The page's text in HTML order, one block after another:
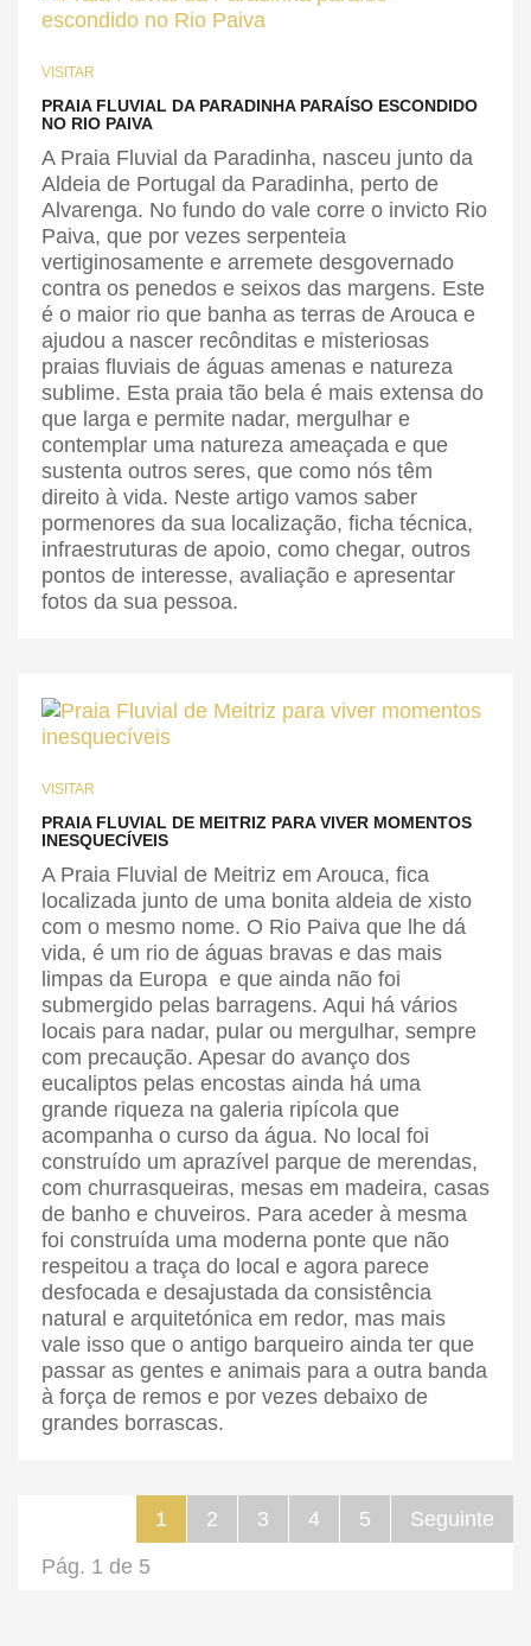
VISITAR
PRAIA FLUVIAL DA PARADINHA PARAÍSO ESCONDIDO
NO RIO PAIVA
A Praia Fluvial da Paradinha, nasceu junto da
Aldeia de Portugal da Paradinha, perto de
Alvarenga. No fundo do vale corre o invicto Rio
Paiva, que por vezes serpenteia
vertiginosamente e arremete desgovernado
contra os penedos e seixos das margens. Este
é o maior rio que banha as terras de Arouca e
ajudou a nascer recônditas e misteriosas
praias fluviais de águas amenas e natureza
sublime. Esta praia tão bela é mais extensa do
que larga e permite nadar, mergulhar e
contemplar uma natureza ameaçada e que
sustenta outros seres, que como nós têm
direito à vida. Neste artigo vamos saber
pormenores da sua localização, ficha técnica,
infraestruturas de apoio, como chegar, outros
pontos de interesse, avaliação e apresentar
fotos da sua pessoa.
VISITAR
PRAIA FLUVIAL DE MEITRIZ PARA VIVER MOMENTOS
INESQUECÍVEIS
A Praia Fluvial de Meitriz em Arouca, fica
localizada junto de uma bonita aldeia de xisto
com o mesmo nome. O Rio Paiva que lhe dá
vida, é um rio de águas bravas e das mais
limpas da Europa e que ainda não foi
submergido pelas barragens. Aqui há vários
locais para nadar, pular ou mergulhar, sempre
com precaução. Apesar do avanço dos
eucaliptos pelas encostas ainda há uma
grande riqueza na galeria ripícola que
acompanha o curso da água. No local foi
construído um aprazível parque de merendas,
com churrasqueiras, mesas em madeira, casas
de banho e chuveiros. Para aceder à mesma
foi construída uma moderna ponte que não
respeitou a traça do local e agora parece
desfocada e desajustada da consistência
natural e arquitetónica em redor, mas mais
vale isso que o antigo barqueiro ainda ter que
passar as gentes e animais para a outra banda
à força de remos e por vezes debaixo de
grandes borrascas.
1 2 3 4 5
Seguinte
Pág. 1 de 5